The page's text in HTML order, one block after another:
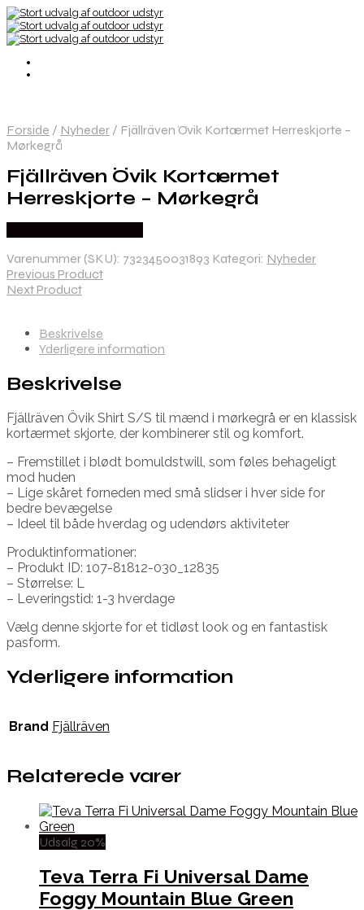
Forside / Nyheder / Fjällräven Övik Kortærmet Herreskjorte –
Mørkegrå
Fjällräven Övik Kortærmet
Herreskjorte – Mørkegrå
Varenummer (SKU): 7323450031893 Kategori: Nyheder
Previous Product
Next Product
Beskrivelse
Yderligere information
Beskrivelse
Fjällräven Övik Shirt S/S til mænd i mørkegrå er en klassisk
kortærmet skjorte, der kombinerer stil og komfort.
– Fremstillet i blødt bomuldstwill, som føles behageligt
mod huden
– Lige skåret forneden med små slidser i hver side for
bedre bevægelse
– Ideel til både hverdag og udendørs aktiviteter
Produktinformationer:
– Produkt ID: 107-81812-030_12835
– Størrelse: L
– Leveringstid: 1-3 hverdage
Vælg denne skjorte for et tidløst look og en fantastisk
pasform.
Yderligere information
Brand Fjällräven
Relaterede varer
Udsalg 20%
Teva Terra Fi Universal Dame
Foggy Mountain Blue Green